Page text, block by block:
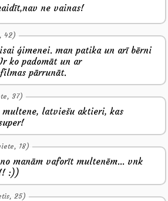
ne vainas!
42)
ģimenei. man patika un arī bērni
ko padomāt un ar
pārrunāt.
37)
multene, latviešu aktieri, kas
18)
manām vaforīt multenēm... vnk
:))
25)